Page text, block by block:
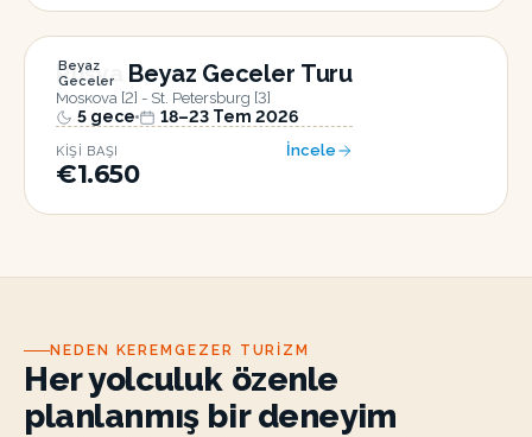
Beyaz
Geceler
Rusya Beyaz Geceler Turu
Moskova [2] - St. Petersburg [3]
5 gece 18–23 Tem 2026
KIŞI BAŞI
€1.650
İncele
NEDEN KEREMGEZER TURIZM
Her yolculuk özenle
planlanmış bir deneyim